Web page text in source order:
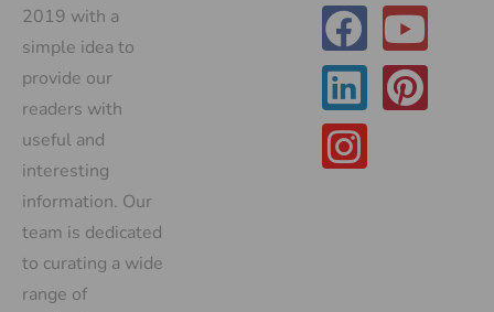
2019 with a
simple idea to
provide our
readers with
useful and
interesting
information. Our
team is dedicated
to curating a wide
range of